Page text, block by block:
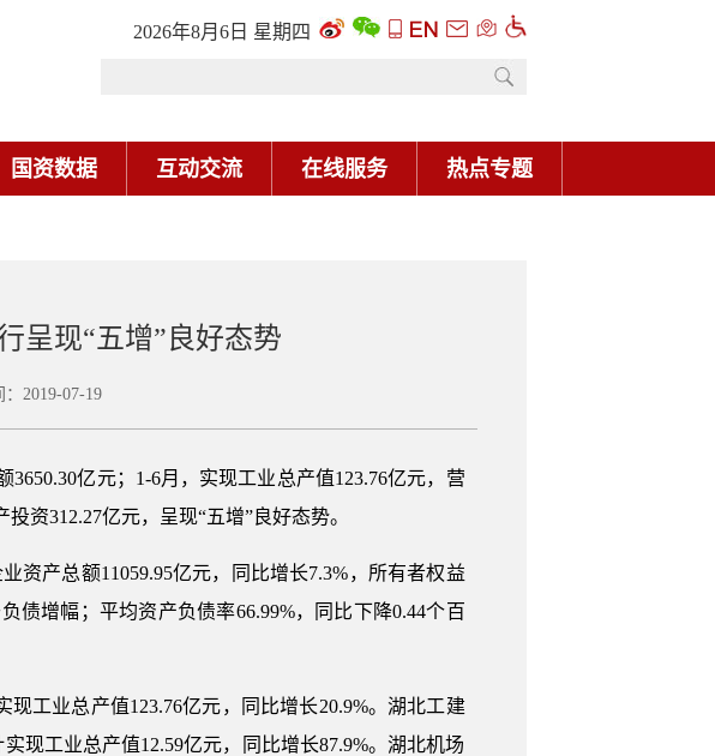
2026年8月6日 星期四
国资数据 互动交流 在线服务 热点专题
呈现“五增”良好态势
2019-07-19
亿元；1-6月，实现工业总产值123.76亿元，营
资312.27亿元，呈现“五增”良好态势。
资产总额11059.95亿元，同比增长7.3%，所有者权益
债增幅；平均资产负债率66.99%，同比下降0.44个百
工业总产值123.76亿元，同比增长20.9%。湖北工建
现工业总产值12.59亿元，同比增长87.9%。湖北机场